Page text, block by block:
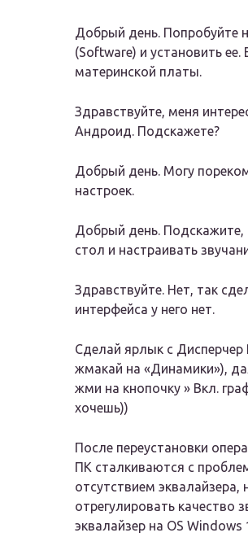
Добрый день. Попробуйте
(Software) и установить
материнской платы.
Здравствуйте, меня
Андроид. Подскажете?
Добрый день. Могу
настроек.
Добрый день. Подскажите,
стол и настраивать
Здравствуйте. Нет, так
интерфейса у него нет.
Сделай ярлык с Дисперчер
жмакай на «Динамики»),
жми на кнопочку » Вкл.
хочешь))
После переустановки
ПК сталкиваются с
отсутствием
отрегулировать качество
эквалайзер на OS